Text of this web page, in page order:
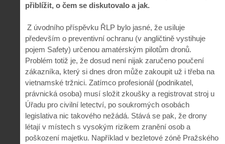
přiblížit, o čem se diskutovalo a jak.
Z úvodního příspěvku ŘLP bylo jasné, že usiluje
především o preventivní ochranu (v angličtině vystihuje
pojem Safety) určenou amatérským pilotům dronů.
Problém totiž je, že dosud není nijak zaručeno poučení
zákazníka, který si dnes dron může zakoupit už i třeba na
vietnamské tržnici. Zatímco profesionál (podnikatel,
právnická osoba) musí složit zkoušky a registrovat stroj u
Úřadu pro civilní letectví, po soukromých osobách
legislativa nic takového nežádá. Stává se pak, že drony
létají v místech s vysokým rizikem zranění osob a
poškození majetku. Například v bezletové zóně Pražského